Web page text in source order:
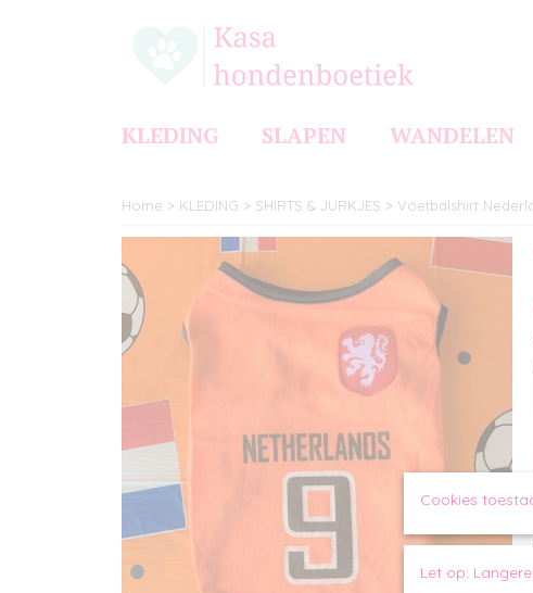
KLEDING SLAPEN WANDELEN
Home > KLEDING > SHIRTS & JURKJES > Voetbalshirt
Cookies
Let op: